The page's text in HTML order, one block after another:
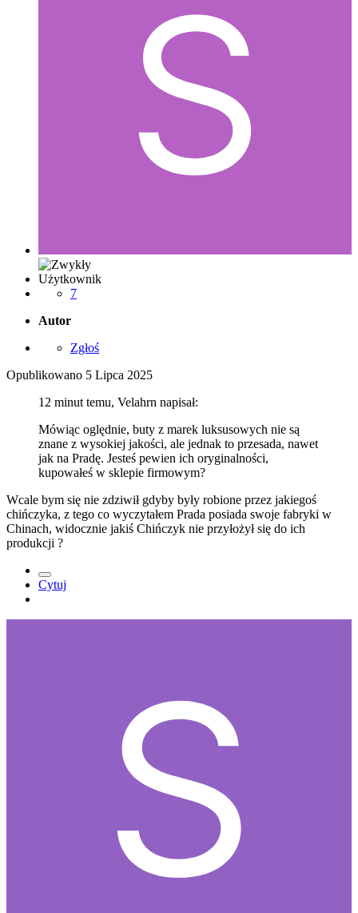
Użytkownik
7
Autor
Zgłoś
Opublikowano 5 Lipca 2025
12 minut temu, Velahrn napisał:
Mówiąc oględnie, buty z marek luksusowych nie są
znane z wysokiej jakości, ale jednak to przesada, nawet
jak na Pradę. Jesteś pewien ich oryginalności,
kupowałeś w sklepie firmowym?
Wcale bym się nie zdziwił gdyby były robione przez jakiegoś
chińczyka, z tego co wyczytałem Prada posiada swoje fabryki w
Chinach, widocznie jakiś Chińczyk nie przyłożył się do ich
produkcji ?
Cytuj